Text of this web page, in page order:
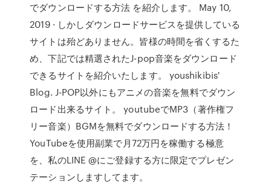
でダウンロードする方法 を紹介します。 May 10,
2019 · しかしダウンロードサービスを提供している
サイトは殆どありません。皆様の時間を省くするた
め、下記では精選されたJ-pop音楽をダウンロード
できるサイトを紹介いたします。 youshikibis'
Blog. J-POP以外にもアニメの音楽を無料でダウン
ロード出来るサイト。 youtubeでMP3（著作権フ
リー音楽）BGMを無料でダウンロードする方法！
YouTubeを使用副業で月72万円を稼働する極意
を、私のLINE @にご登録する方に限定でプレゼン
テーションしますしてます。